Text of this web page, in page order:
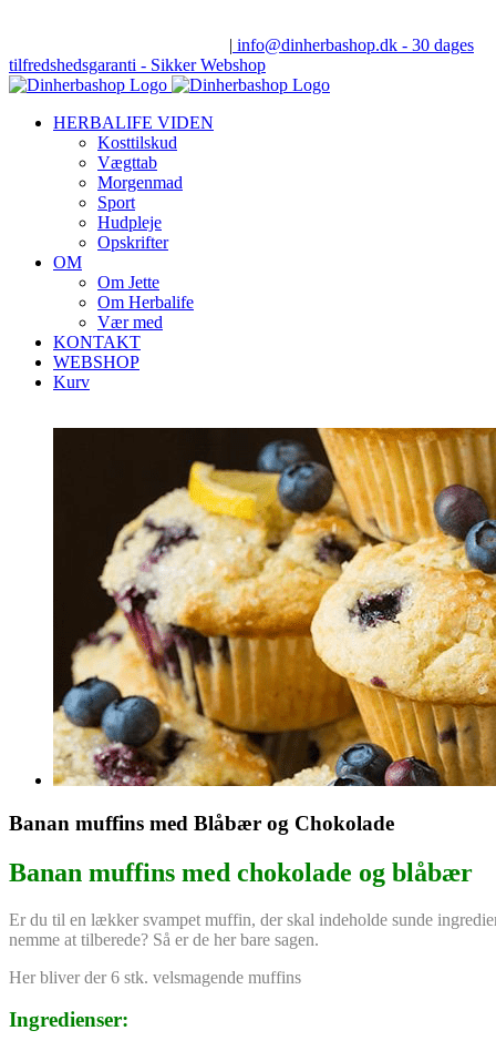
content
| info@dinherbashop.dk - 30 dages
tilfredshedsgaranti - Sikker Webshop
HERBALIFE VIDEN
Kosttilskud
Vægttab
Morgenmad
Sport
Hudpleje
Opskrifter
OM
Om Jette
Om Herbalife
Vær med
KONTAKT
WEBSHOP
Kurv
Banan muffins med Blåbær og Chokolade
Banan muffins med chokolade og blåbær
Er du til en lækker svampet muffin, der skal indeholde sunde
nemme at tilberede? Så er de her bare sagen.
Her bliver der 6 stk. velsmagende muffins
Ingredienser: